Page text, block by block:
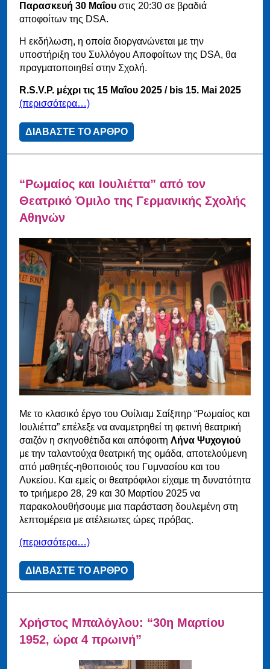
Παρασκευή 30 Μαΐου στις 20:30 σε βραδιά
αποφοίτων της DSA.
Η εκδήλωση, η οποία διοργανώνεται με την
υποστήριξη του Συλλόγου Αποφοίτων της DSA, θα
πραγματοποιηθεί στην Σχολή.
R.S.V.P. μέχρι τις 15 Μαΐου 2025 /bis 15. Mai 2025
(περισσότερα…)
ΔΙΑΒΑΣΤΕ ΤΟ ΑΡΘΡΟ
“Ρωμαίος και Ιουλιέττα” από τον
Θεατρικό Όμιλο της Γερμανικής Σχολής
Αθηνών
Με το κλασικό έργο του Ουίλιαμ Σαίξπηρ “Ρωμαίος και
Ιουλιέττα” επέλεξε να αναμετρηθεί τη φετινή θεατρική
σαιζόν η σκηνοθέτιδα και απόφοιτη Λήνα Ψυχογιού
με την ταλαντούχα θεατρική της ομάδα, αποτελούμενη
από μαθητές-ηθοποιούς του Γυμνασίου και του
Λυκείου. Και εμείς οι θεατρόφιλοι είχαμε τη δυνατότητα
το τριήμερο 28, 29 και 30 Μαρτίου 2025 να
παρακολουθήσουμε μια παράσταση δουλεμένη στη
λεπτομέρεια με ατέλειωτες ώρες πρόβας.
(περισσότερα…)
ΔΙΑΒΑΣΤΕ ΤΟ ΑΡΘΡΟ
Χρήστος Μπαλόγλου: “30η Μαρτίου
1952, ώρα 4 πρωινή”